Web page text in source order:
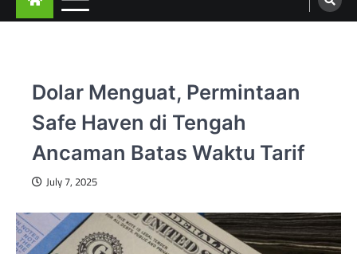
Dolar Menguat, Permintaan
Safe Haven di Tengah
Ancaman Batas Waktu Tarif
July 7, 2025